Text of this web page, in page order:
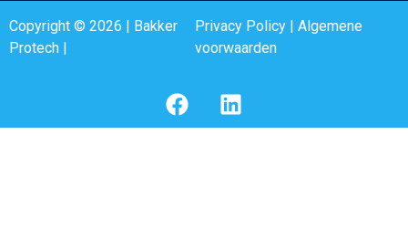
Copyright © 2026 | Bakker
Protech |
Privacy Policy| Algemene
voorwaarden